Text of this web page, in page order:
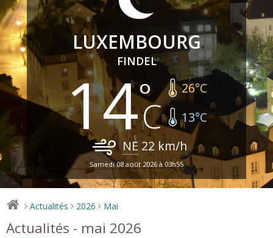
LUXEMBOURG
FINDEL
14 26°C
13°C
NE 22 km/h
Samedi 08 août 2026 à 03h55
> Actualités > 2026 > Mai
Actualités - mai 2026